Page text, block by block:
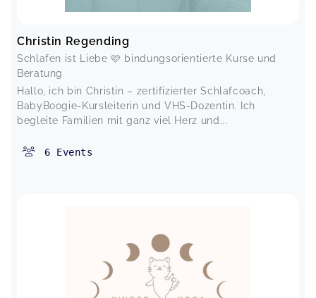
Christin Regending
Schlafen ist Liebe 🩷 bindungsorientierte Kurse und
Beratung
Hallo, ich bin Christin – zertifizierter Schlafcoach,
BabyBoogie-Kursleiterin und VHS-Dozentin. Ich
begleite Familien mit ganz viel Herz und...
6 Events